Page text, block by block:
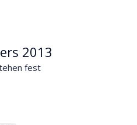
2013
fest